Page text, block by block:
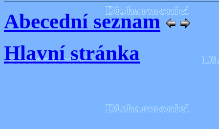
Abecední seznam
Hlavní stránka